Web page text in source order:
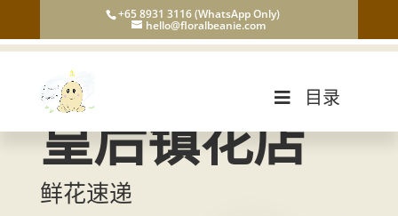
+65 8931 3116 (WhatsApp Only)
hello@floralbeanie.com
目录
皇后镇花店
鲜花速递